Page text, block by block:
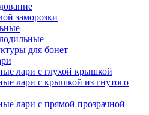
заморозки
для бонет
лари с глухой крышкой
лари с крышкой из гнутого
лари с прямой прозрачной